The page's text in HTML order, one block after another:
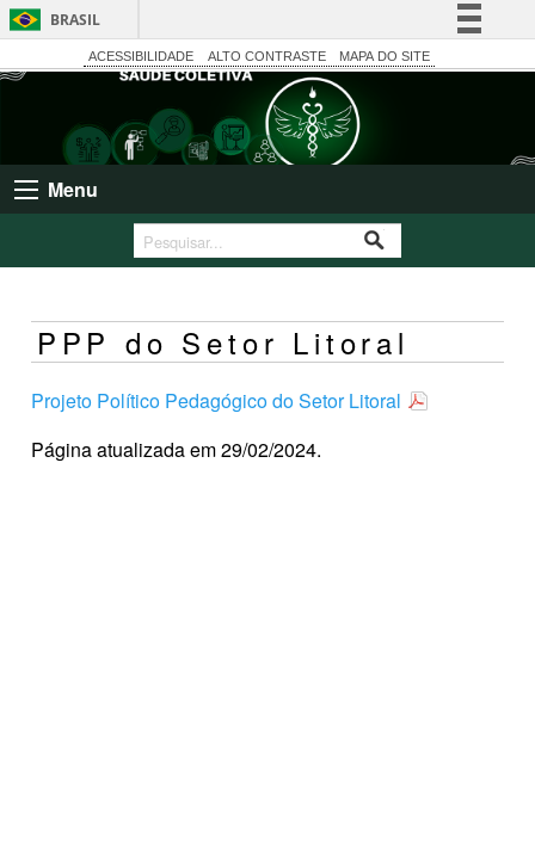
BRASIL
Simplifique!
Comunica BR
Participe
Acesso à informação
Canais
ACESSIBILIDADE ALTO CONTRASTE MAPA DO SITE
Menu
PPP do Setor Litoral
Projeto Político Pedagógico do Setor Litoral
Página atualizada em 29/02/2024.